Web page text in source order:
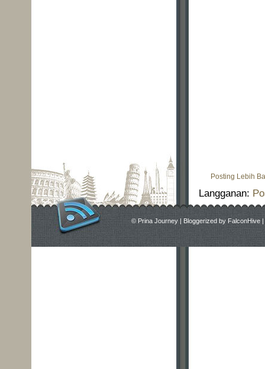
Posting Lebih
Langganan:
© Prina Journey | Bloggerized by FalconHive |